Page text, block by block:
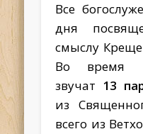
Все
дня
смыслу
Во время
звучат 13
из
всего из